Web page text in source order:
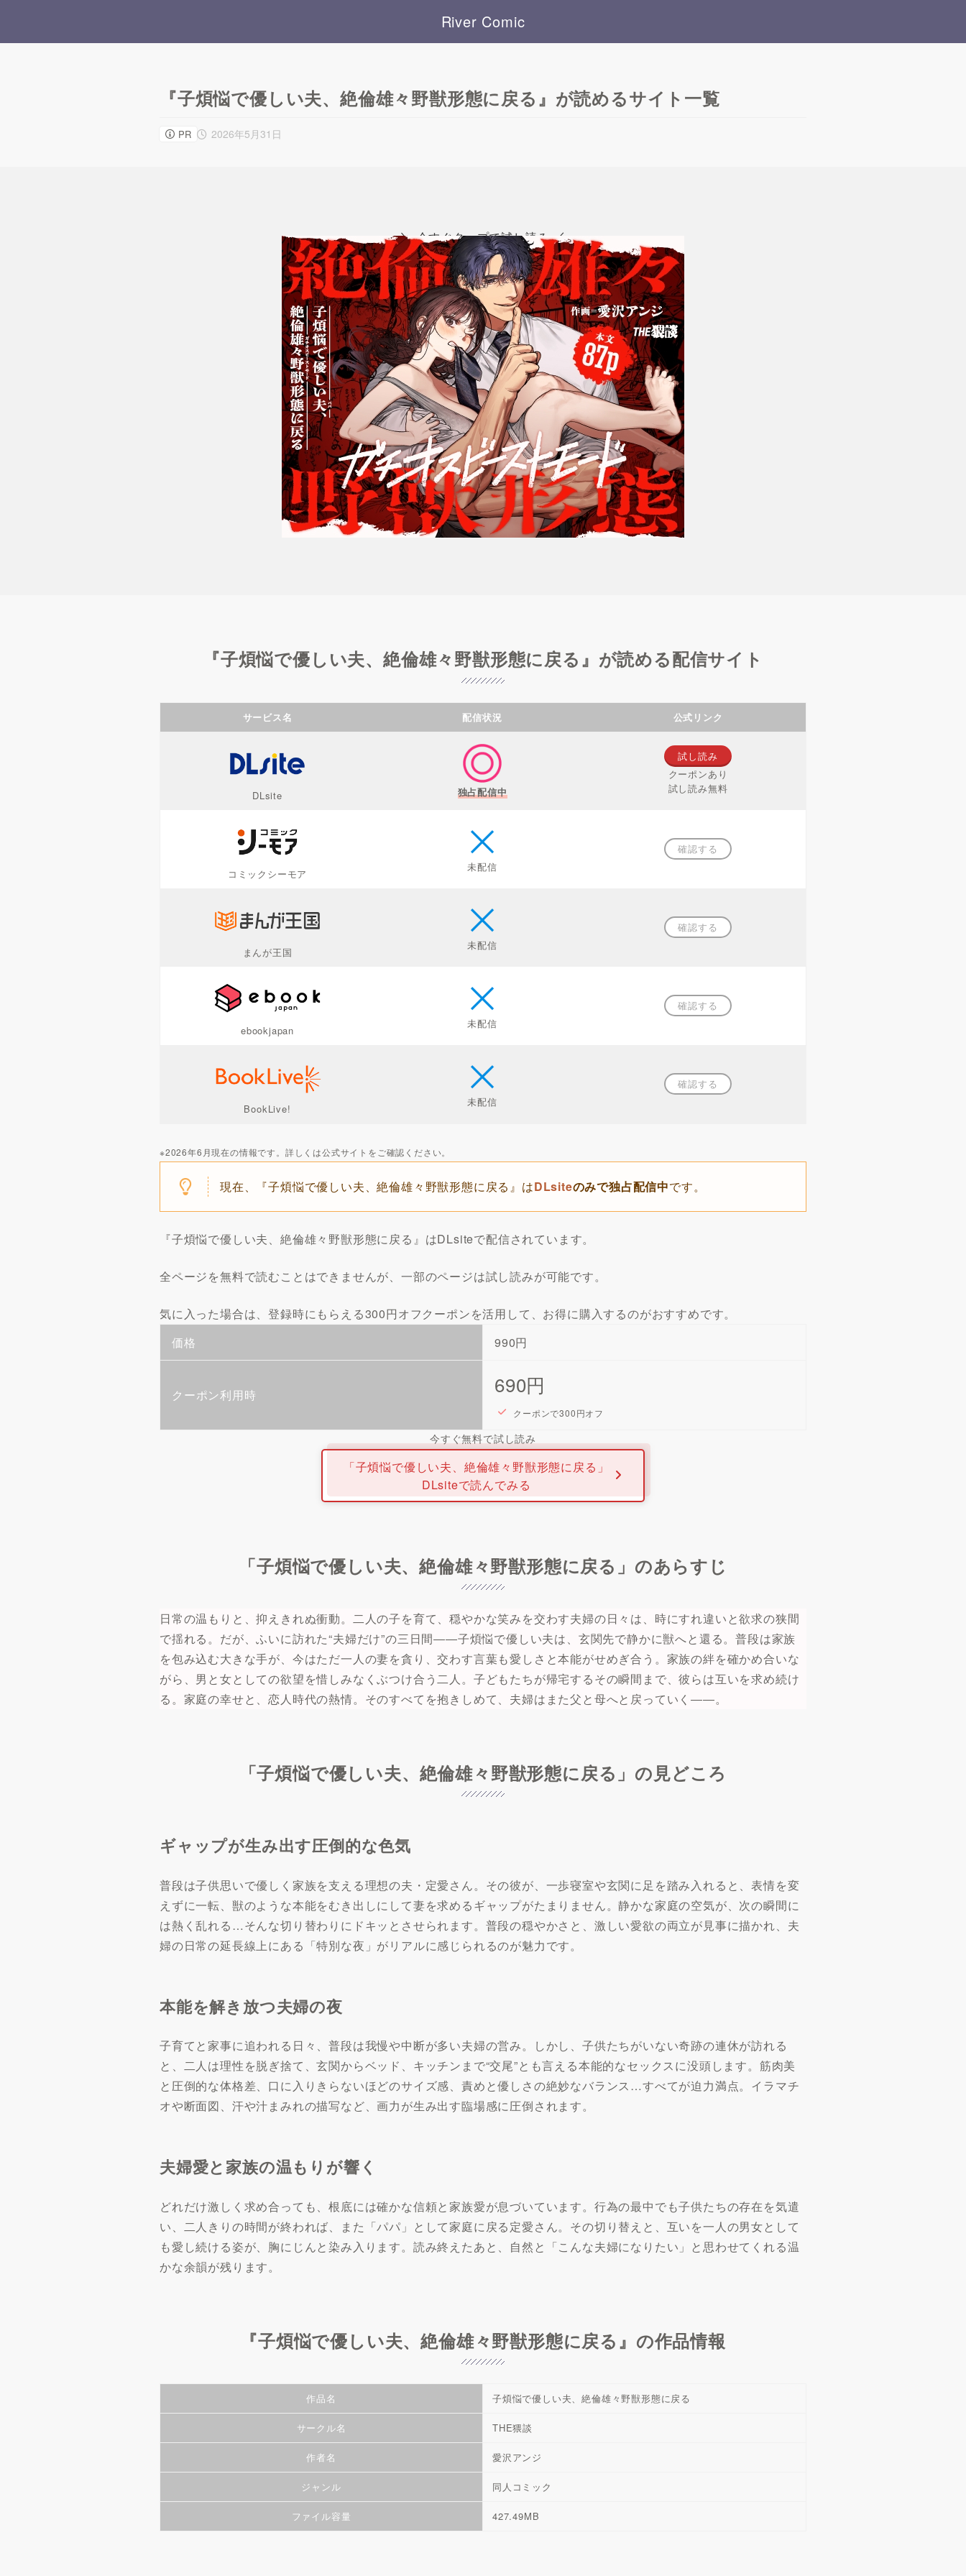
River Comic
『子煩悩で優しい夫、絶倫雄々野獣形態に戻る』が読めるサイト一覧
PR 2026年5月31日
＼今すぐタップで試し読み／
『子煩悩で優しい夫、絶倫雄々野獣形態に戻る』が読める配信サイト
サービス名 配信状況 公式リンク
DLsite 独占配信中
試し読み
クーポンあり
試し読み無料
コミックシーモア
未配信
確認する
まんが王国
未配信
確認する
ebookjapan
未配信
確認する
BookLive!
未配信
確認する
※2026年6月現在の情報です。詳しくは公式サイトをご確認ください。
現在、『子煩悩で優しい夫、絶倫雄々野獣形態に戻る』はDLsiteのみで独占配信中です。
『子煩悩で優しい夫、絶倫雄々野獣形態に戻る』はDLsiteで配信されています。
全ページを無料で読むことはできませんが、一部のページは試し読みが可能です。
気に入った場合は、登録時にもらえる300円オフクーポンを活用して、お得に購入するのがおすすめです。
価格
990円
クーポン利用時 690円
クーポンで300円オフ
今すぐ無料で試し読み
「子煩悩で優しい夫、絶倫雄々野獣形態に戻る」
DLsiteで読んでみる
「子煩悩で優しい夫、絶倫雄々野獣形態に戻る」のあらすじ
日常の温もりと、抑えきれぬ衝動。二人の子を育て、穏やかな笑みを交わす夫婦の日々は、時にすれ違いと欲求の狭間
で揺れる。だが、ふいに訪れた“夫婦だけ”の三日間――子煩悩で優しい夫は、玄関先で静かに獣へと還る。普段は家族
を包み込む大きな手が、今はただ一人の妻を貪り、交わす言葉も愛しさと本能がせめぎ合う。家族の絆を確かめ合いな
がら、男と女としての欲望を惜しみなくぶつけ合う二人。子どもたちが帰宅するその瞬間まで、彼らは互いを求め続け
る。家庭の幸せと、恋人時代の熱情。そのすべてを抱きしめて、夫婦はまた父と母へと戻っていく――。
「子煩悩で優しい夫、絶倫雄々野獣形態に戻る」の見どころ
ギャップが生み出す圧倒的な色気
普段は子供思いで優しく家族を支える理想の夫・定愛さん。その彼が、一歩寝室や玄関に足を踏み入れると、表情を変
えずに一転、獣のような本能をむき出しにして妻を求めるギャップがたまりません。静かな家庭の空気が、次の瞬間に
は熱く乱れる…そんな切り替わりにドキッとさせられます。普段の穏やかさと、激しい愛欲の両立が見事に描かれ、夫
婦の日常の延長線上にある「特別な夜」がリアルに感じられるのが魅力です。
本能を解き放つ夫婦の夜
子育てと家事に追われる日々、普段は我慢や中断が多い夫婦の営み。しかし、子供たちがいない奇跡の連休が訪れる
と、二人は理性を脱ぎ捨て、玄関からベッド、キッチンまで“交尾”とも言える本能的なセックスに没頭します。筋肉美
と圧倒的な体格差、口に入りきらないほどのサイズ感、責めと優しさの絶妙なバランス…すべてが迫力満点。イラマチ
オや断面図、汗や汁まみれの描写など、画力が生み出す臨場感に圧倒されます。
夫婦愛と家族の温もりが響く
どれだけ激しく求め合っても、根底には確かな信頼と家族愛が息づいています。行為の最中でも子供たちの存在を気遣
い、二人きりの時間が終われば、また「パパ」として家庭に戻る定愛さん。その切り替えと、互いを一人の男女として
も愛し続ける姿が、胸にじんと染み入ります。読み終えたあと、自然と「こんな夫婦になりたい」と思わせてくれる温
かな余韻が残ります。
『子煩悩で優しい夫、絶倫雄々野獣形態に戻る』の作品情報
作品名 子煩悩で優しい夫、絶倫雄々野獣形態に戻る
サークル名 THE猥談
作者名 愛沢アンジ
ジャンル 同人コミック
ファイル容量 427.49MB